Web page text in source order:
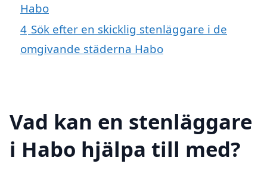
Habo
4 Sök efter en skicklig stenläggare i de
omgivande städerna Habo
Vad kan en stenläggare
i Habo hjälpa till med?